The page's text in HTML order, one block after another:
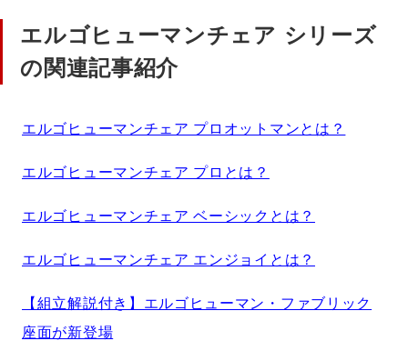
エルゴヒューマンチェア シリーズ
の関連記事紹介
エルゴヒューマンチェア プロオットマンとは？
エルゴヒューマンチェア プロとは？
エルゴヒューマンチェア ベーシックとは？
エルゴヒューマンチェア エンジョイとは？
【組立解説付き】エルゴヒューマン・ファブリック
座面が新登場